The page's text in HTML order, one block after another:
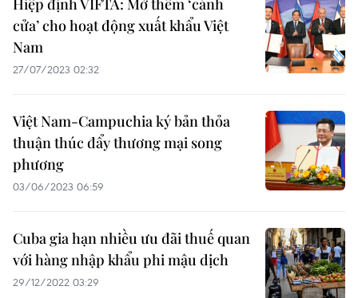
Hiệp định VIFTA: Mở thêm ‘cánh
cửa’ cho hoạt động xuất khẩu Việt
Nam
27/07/2023 02:32
Việt Nam-Campuchia ký bản thỏa
thuận thúc đẩy thương mại song
phương
03/06/2023 06:59
Cuba gia hạn nhiều ưu đãi thuế quan
với hàng nhập khẩu phi mậu dịch
29/12/2022 03:29